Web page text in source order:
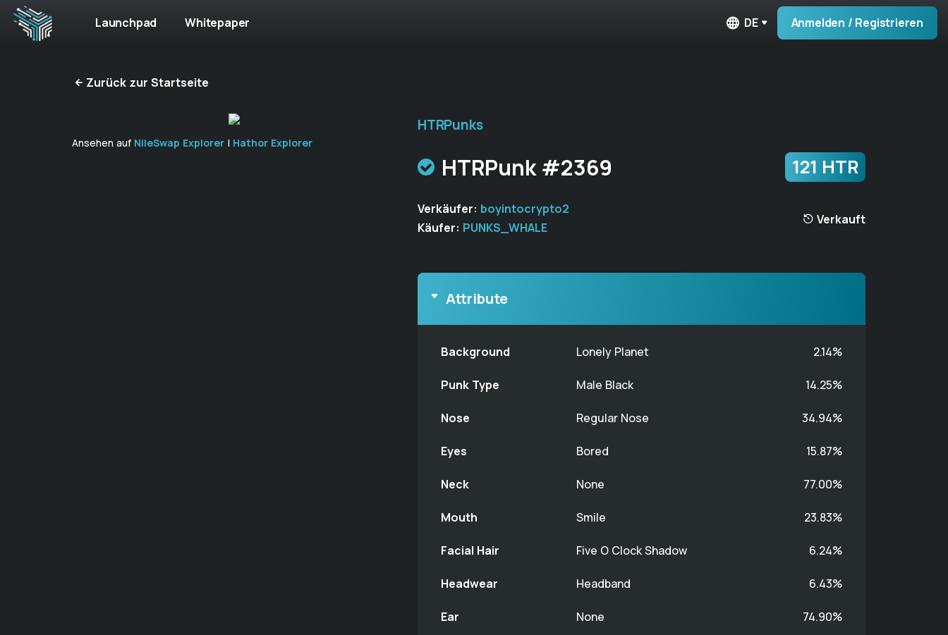
Launchpad Whitepaper DE Anmelden / Registrieren
Zurück zur Startseite
Ansehen auf NileSwap Explorer | Hathor Explorer
HTRPunks
HTRPunk #2369 121 HTR
Verkäufer: boyintocrypto2
Käufer: PUNKS_WHALE
Verkauft
Attribute
Background Lonely Planet 2.14%
Punk Type Male Black 14.25%
Nose Regular Nose 34.94%
Eyes Bored 15.87%
Neck None 77.00%
Mouth Smile 23.83%
Facial Hair Five O Clock Shadow 6.24%
Headwear Headband 6.43%
Ear None 74.90%